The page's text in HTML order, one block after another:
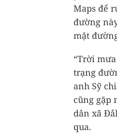
Maps để
đường
mặt
“Trời
trạng
anh Sỹ
cũng gặp
dân xã
qua.